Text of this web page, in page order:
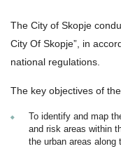
The City of Skopje
City Of Skopje”, in
national regulations.
The key objectives of
To identify and map
and risk areas within
the urban areas along